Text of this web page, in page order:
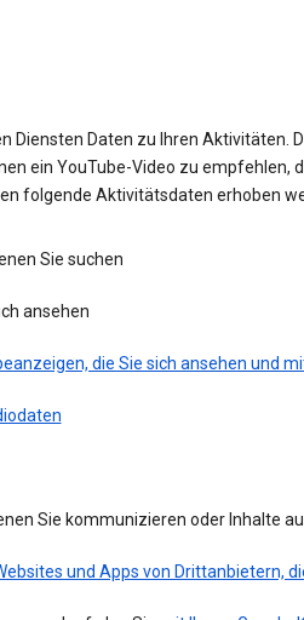
Diensten Daten zu Ihren Aktivitäten.
ein YouTube-Video zu empfehlen,
folgende Aktivitätsdaten erhoben
Sie suchen
ansehen
die Sie sich ansehen und
Sie kommunizieren oder Inhalte
und Apps von Drittanbietern,